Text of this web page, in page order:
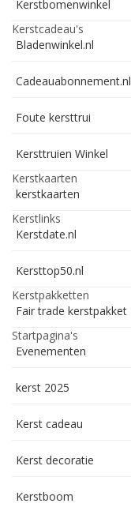
Kerstbomenwinkel
Kerstcadeau's
Bladenwinkel.nl
Cadeauabonnement.nl
Foute kersttrui
Kersttruien Winkel
Kerstkaarten
kerstkaarten
Kerstlinks
Kerstdate.nl
Kersttop50.nl
Kerstpakketten
Fair trade kerstpakket
Startpagina's
Evenementen
kerst 2025
Kerst cadeau
Kerst decoratie
Kerstboom